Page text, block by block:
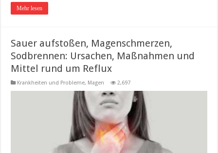
Mehr lesen
Sauer aufstoßen, Magenschmerzen,
Sodbrennen: Ursachen, Maßnahmen und
Mittel rund um Reflux
Krankheiten und Probleme, Magen 2,697